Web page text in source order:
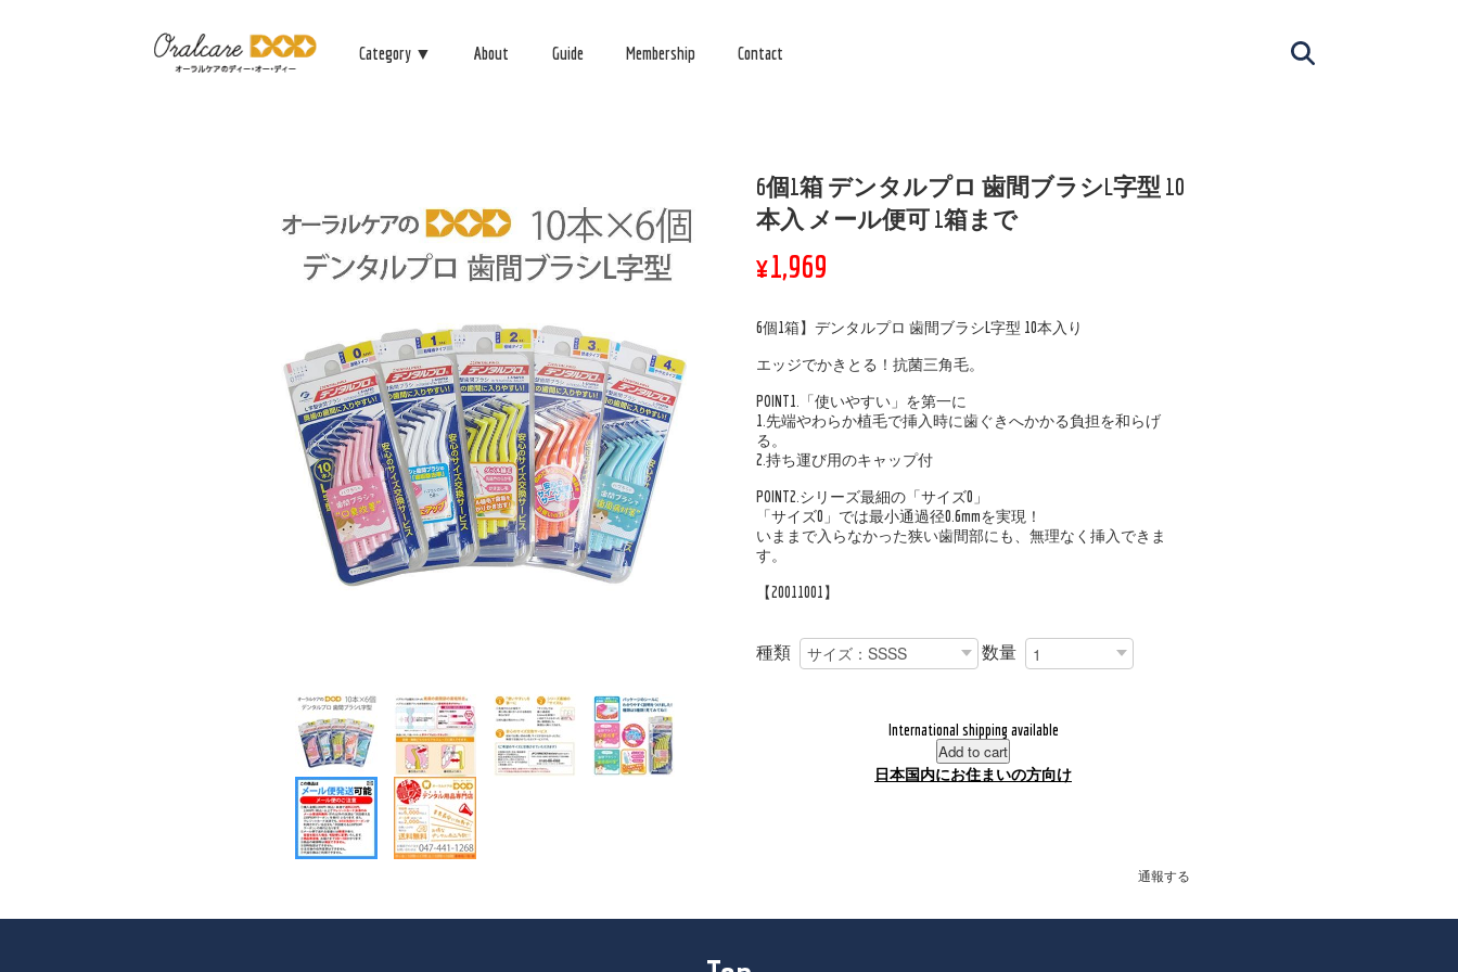
Category ▼ About Guide Membership Contact
6個1箱 デンタルプロ 歯間ブラシL字型 10
本入 メール便可 1箱まで
¥1,969
6個1箱】デンタルプロ 歯間ブラシL字型 10本入り
エッジでかきとる！抗菌三角毛。
POINT1.「使いやすい」を第一に
1.先端やわらか植毛で挿入時に歯ぐきへかかる負担を和らげ
る。
2.持ち運び用のキャップ付
POINT2.シリーズ最細の「サイズ0」
「サイズ0」では最小通過径0.6mmを実現！
いままで入らなかった狭い歯間部にも、無理なく挿入できま
す。
【20011001】
種類 数量
International shipping available
Add to cart
日本国内にお住まいの方向け
通報する